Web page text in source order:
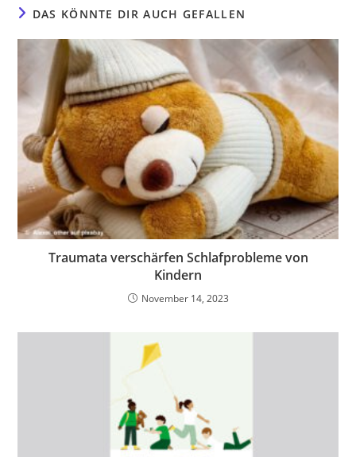
DAS KÖNNTE DIR AUCH GEFALLEN
Traumata verschärfen Schlafprobleme von
Kindern
November 14, 2023